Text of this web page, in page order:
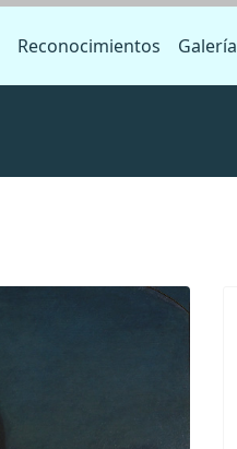
Reconocimientos Galería